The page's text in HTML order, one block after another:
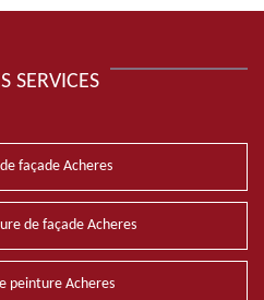
SERVICES
façade Acheres
de façade Acheres
peinture Acheres